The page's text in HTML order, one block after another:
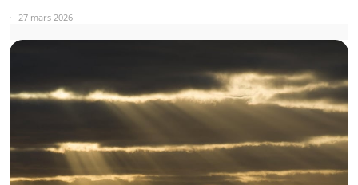
27 mars 2026